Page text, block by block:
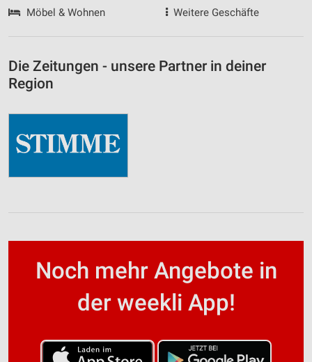
Möbel & Wohnen
Weitere Geschäfte
Die Zeitungen - unsere Partner in deiner
Region
Noch mehr Angebote in
der weekli App!